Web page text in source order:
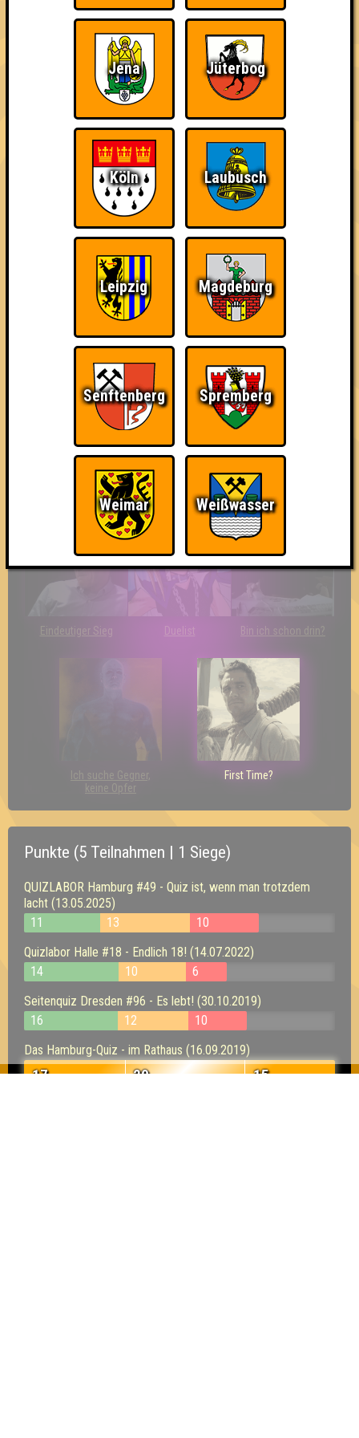
Wiederzehn macht
Quizveteran
Wir sind immer bei
Nerven aus Stahl
The Amount of
Teilnahmen is too
damn high
Ich war da, vor 3000
Da-Da Da! Da-Da Da! Teil der Oberschicht Knapp daneben!
So kurz vorm Sieg! The Last of Us
Eindeutiger Sieg Duelist Bin ich schon drin?
Ich suche Gegner,
keine Opfer
First Time?
Punkte (5 Teilnahmen | 1 Siege)
QUIZLABOR Hamburg #49 - Quiz ist, wenn man trotzdem
lacht (13.05.2025)
11
13
10
Quizlabor Halle #18 - Endlich 18! (14.07.2022)
14
10
6
Seitenquiz Dresden #96 - Es lebt! (30.10.2019)
16
12
10
Das Hamburg-Quiz - im Rathaus (16.09.2019)
17 20 15
Jena Jüterbog
Köln Laubusch
Leipzig Magdeburg
Senftenberg Spremberg
Weimar Weißwasser